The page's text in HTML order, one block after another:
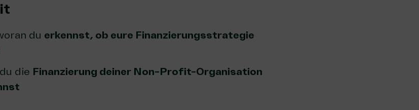
du erkennst, ob eure Finanzierungsstrategie
die Finanzierung deiner Non-Profit-Organisation